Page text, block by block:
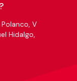
V
Hidalgo,